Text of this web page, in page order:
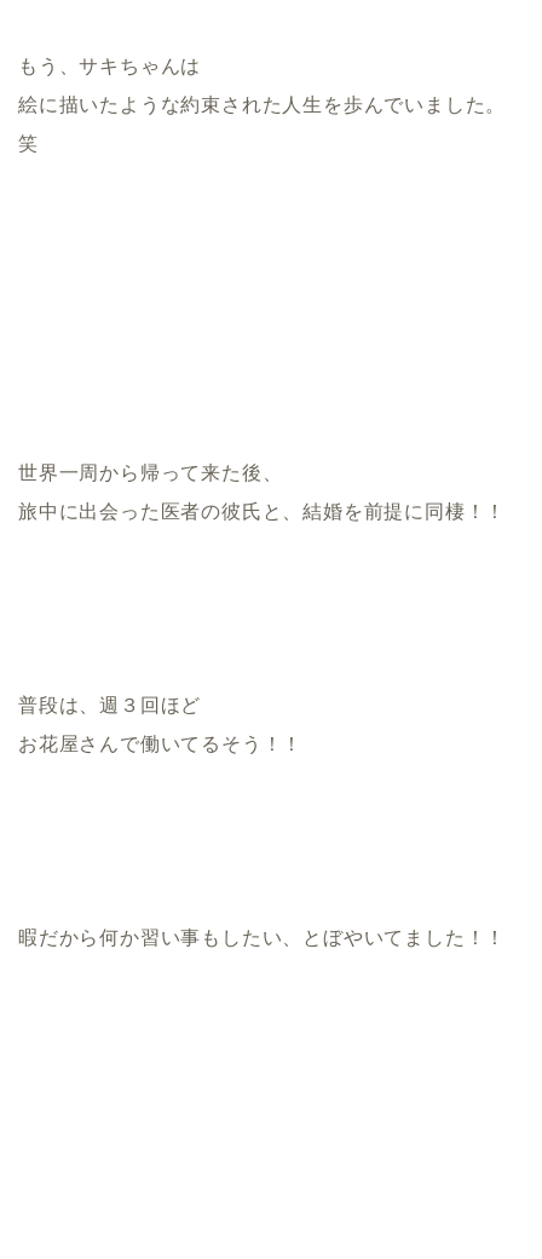
もう、サキちゃんは
絵に描いたような約束された人生を歩んでいました。
笑
世界一周から帰って来た後、
旅中に出会った医者の彼氏と、結婚を前提に同棲！！
普段は、週３回ほど
お花屋さんで働いてるそう！！
暇だから何か習い事もしたい、とぼやいてました！！